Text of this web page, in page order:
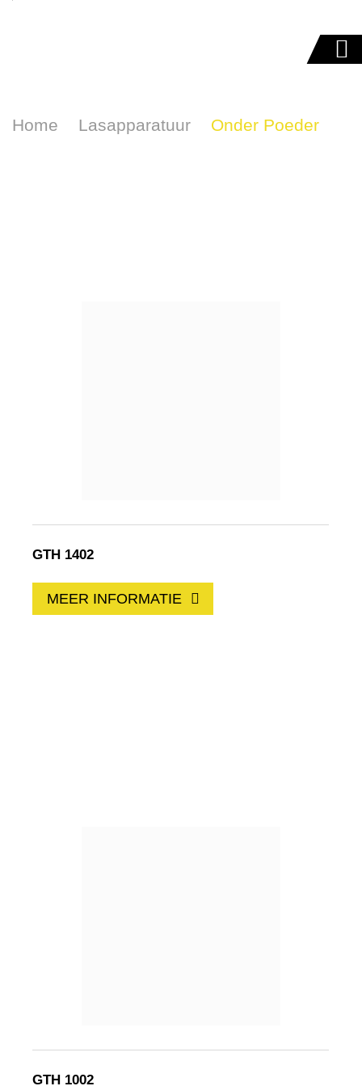
Home Lasapparatuur Onder Poeder
GTH 1402
MEER INFORMATIE
GTH 1002